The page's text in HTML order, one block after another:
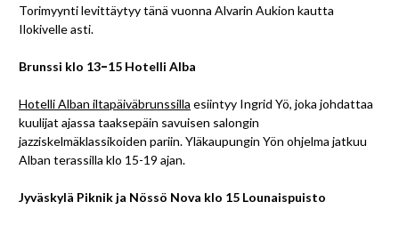
Torimyynti levittäytyy tänä vuonna Alvarin Aukion kautta
Ilokivelle asti.
Brunssi klo 13–15 Hotelli Alba
Hotelli Alban iltapäiväbrunssilla esiintyy Ingrid Yö, joka johdattaa
kuulijat ajassa taaksepäin savuisen salongin
jazziskelmäklassikoiden pariin. Yläkaupungin Yön ohjelma jatkuu
Alban terassilla klo 15-19 ajan.
Jyväskylä Piknik ja Nössö Nova klo 15 Lounaispuisto